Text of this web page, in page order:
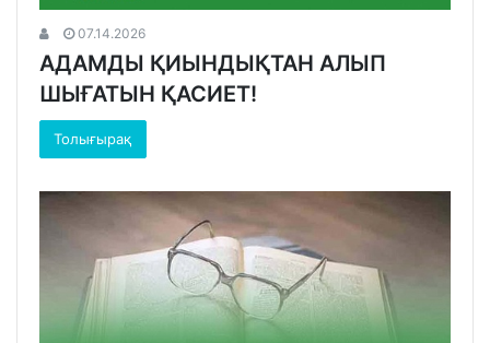
07.14.2026
АДАМДЫ ҚИЫНДЫҚТАН АЛЫП
ШЫҒАТЫН ҚАСИЕТ!
Толығырақ